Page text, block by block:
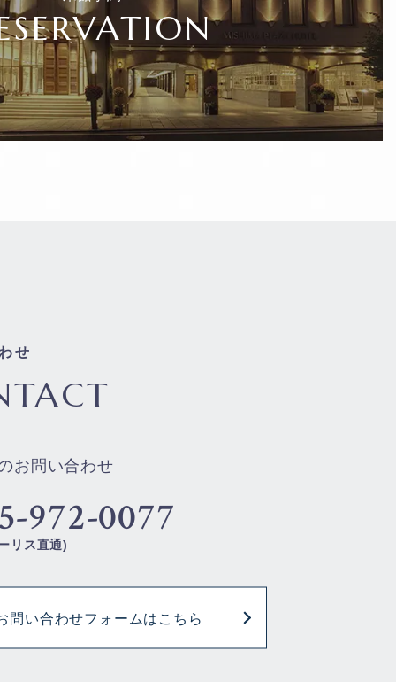
せ
お問い合わせ
972-0077
リス直通)
問い合わせフォームはこちら